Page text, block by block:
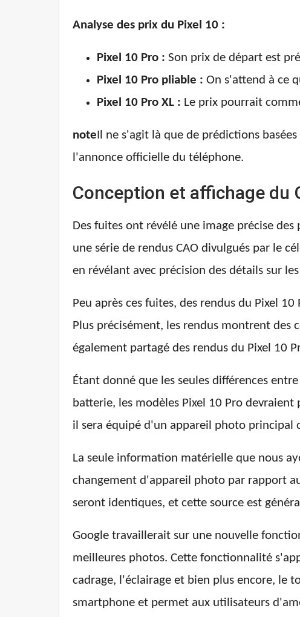
Analyse des prix du Pixel 10 :
Pixel 10 Pro : Son prix de départ est
Pixel 10 Pro pliable : On s'attend à ce
Pixel 10 Pro XL : Le prix pourrait
noteIl ne s'agit là que de prédictions
l'annonce officielle du téléphone.
Conception et affichage du
Des fuites ont révélé une image précise
une série de rendus CAO divulgués par le
en révélant avec précision des détails sur
Peu après ces fuites, des rendus du Pixel
Plus précisément, les rendus montrent des
également partagé des rendus du Pixel 10
Étant donné que les seules différences
batterie, les modèles Pixel 10 Pro
il sera équipé d'un appareil photo
La seule information matérielle que nous
changement d'appareil photo par rapport
seront identiques, et cette source est
Google travaillerait sur une nouvelle
meilleures photos. Cette fonctionnalité
cadrage, l'éclairage et bien plus encore, le
smartphone et permet aux utilisateurs